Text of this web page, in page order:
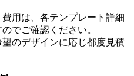
用は、各テンプレート詳細
でご確認ください。
のデザインに応じ都度見積